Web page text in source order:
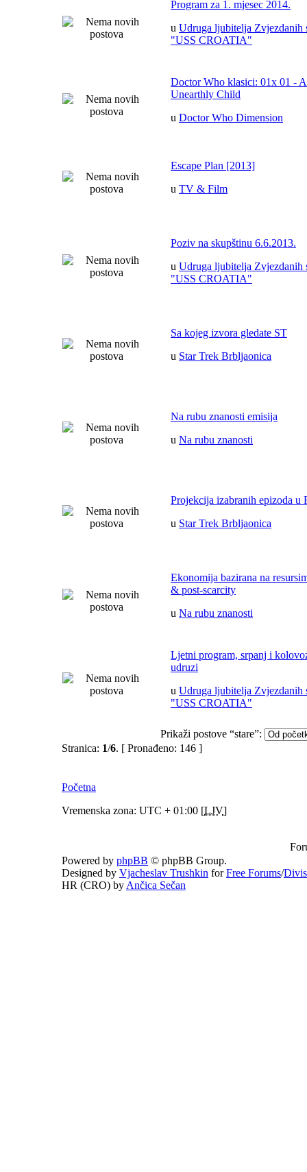
Program za 1. mjesec 2014.
u Udruga ljubitelja Zvjezdanih
"USS CROATIA"
Doctor Who klasici: 01x 01 -
Unearthly Child
u Doctor Who Dimension
Escape Plan [2013]
u TV & Film
Poziv na skupštinu 6.6.2013.
u Udruga ljubitelja Zvjezdanih
"USS CROATIA"
Sa kojeg izvora gledate ST
u Star Trek Brbljaonica
Na rubu znanosti emisija
u Na rubu znanosti
Projekcija izabranih epizoda u
u Star Trek Brbljaonica
Ekonomija bazirana na
& post-scarcity
u Na rubu znanosti
Ljetni program, srpanj i
udruzi
u Udruga ljubitelja Zvjezdanih
"USS CROATIA"
Prikaži postove “stare”:
Stranica: 1/6. [ Pronađeno: 146 ]
Početna
Vremenska zona: UTC + 01:00 [LJV]
Powered by phpBB © phpBB Group.
Designed by Vjacheslav Trushkin forFree Forums/
HR (CRO) by Ančica Sečan